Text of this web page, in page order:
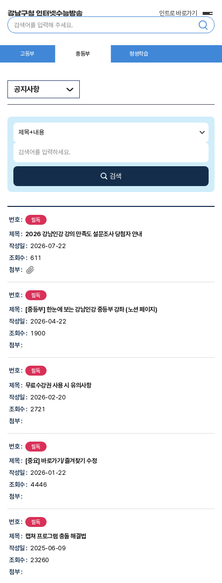
통
합
색
인트로 바로가기
전
체
메
고등부 중등부 평생학습
공지사항
검
조
검
어
입
검색
지
항
목
록
번호 : 필독
제목 : 2026 강남인강 강의 만족도 설문조사 당첨자 안내
작성일 : 2026-07-22
조회수 : 611
첨부 :
번호 : 필독
제목 : [중등부] 한눈에 보는 강남인강 중등부 강좌 (노션 페이지)
작성일 : 2026-04-22
조회수 : 1900
첨부 :
번호 : 필독
제목 : 무료수강권 사용 시 유의사항
작성일 : 2026-02-20
조회수 : 2721
첨부 :
번호 : 필독
제목 : [중요] 바로가기/즐겨찾기 수정
작성일 : 2026-01-22
조회수 : 4446
첨부 :
번호 : 필독
제목 : 캡쳐 프로그램 충돌 해결법
작성일 : 2025-06-09
조회수 : 23260
첨부 :